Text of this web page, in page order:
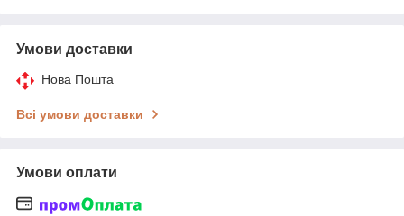
Умови доставки
Нова Пошта
Всі умови доставки
Умови оплати